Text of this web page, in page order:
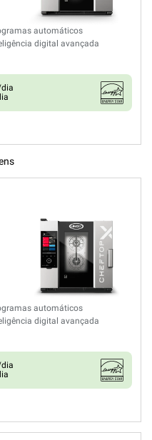
automáticos
digital avançada
automáticos
digital avançada